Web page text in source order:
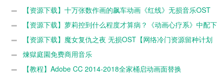
划第2期】
【资源下载】十万张数作画的飙车动画《红线》无损音乐OST
REDLINE Original Soundtrack 下载【网络冷门资源留种计划第3
期】
【资源下载】萝莉控到什么程度才算病？《动画心疗系》中配下
载【网络冷门资源留种计划第2期】
【资源下载】魔女复仇之夜 无损OST【网络冷门资源留种计划
第1期】煉獄庭園免费商用音乐
【教程】Adobe CC 2014-2018全家桶启动画面替换